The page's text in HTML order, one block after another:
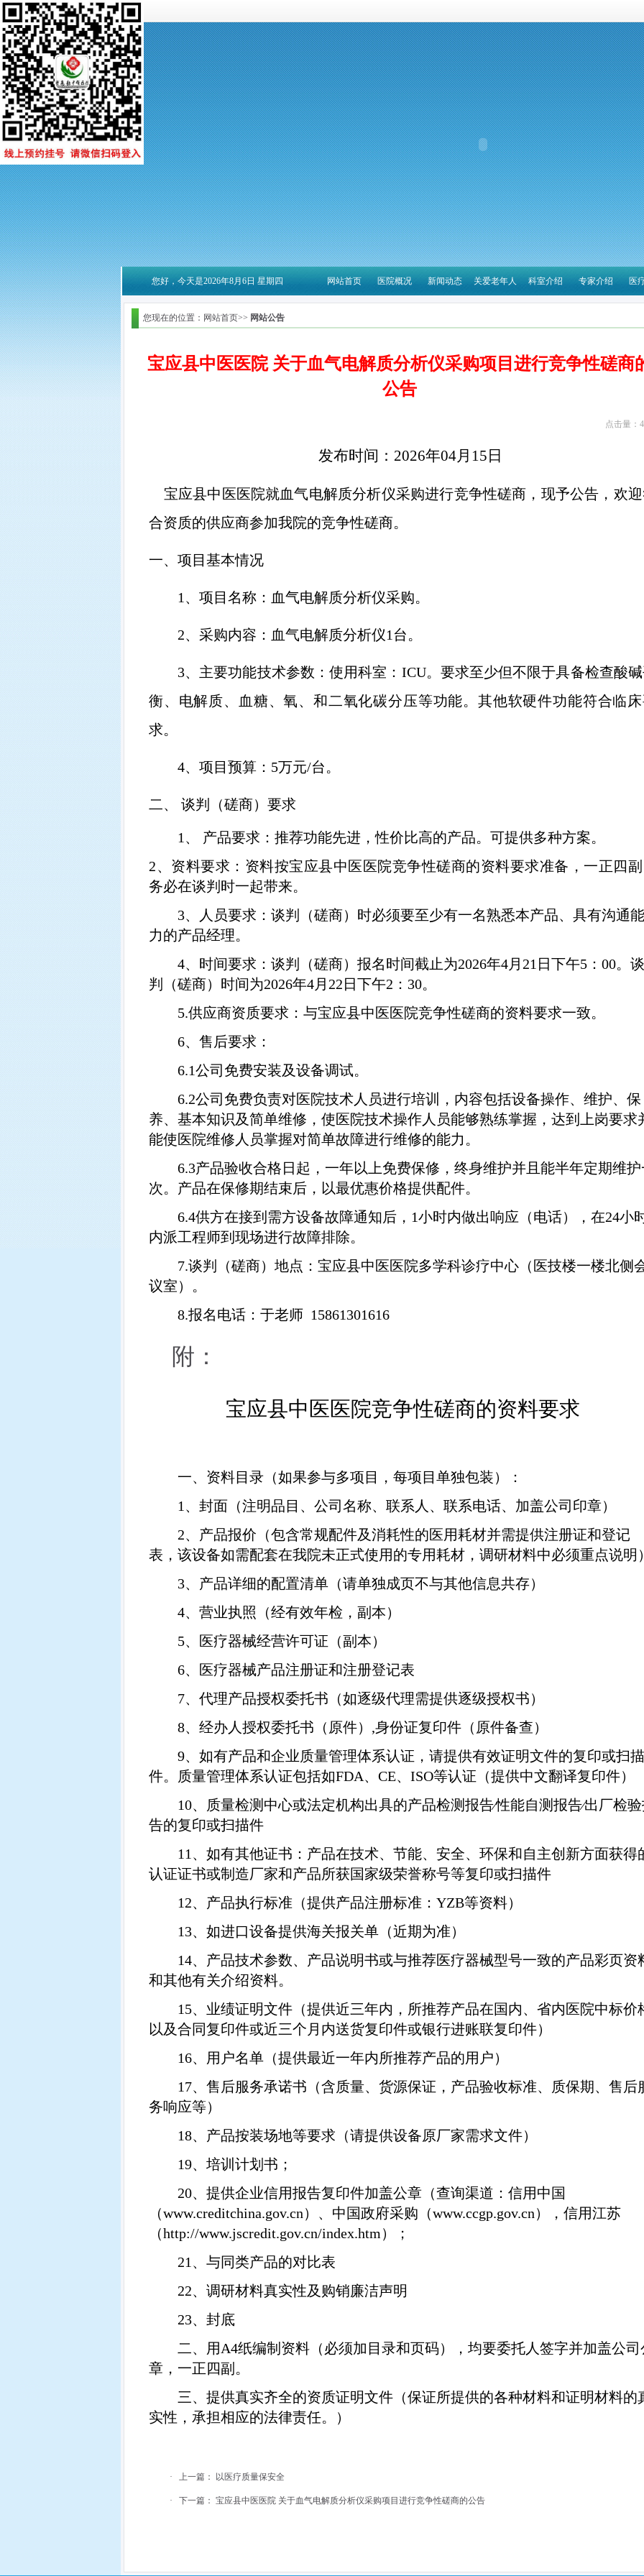
您好，今天是2026年8月6日 星期四 医
专家介绍
科室介绍
关爱老年人
新闻动态
医院概况
网站首页
您现在的位置：网站首页>> 网站公告
宝应县中医医院 关于血气电解质分析仪采购项目进行竞争性磋商
公告
点击量：
发布时间： 2026年04月 15 日
宝应县中医医院就血气电解质分析仪采购进行竞争性磋商，现予公告，欢
合资质的供应商参加我院的竞争性磋商。
一、项目基本情况
1、 项目名称：血气电解质分析仪采购。
2、 采购内容：血气电解质分析仪1台。
3、 主要功能技术参数：使用科室： ICU。要求至少但不限于具备检查酸
衡、电解质、血糖、氧、和二氧化碳分压等功能。其他软硬件功能符合临
求。
4、 项目预算： 5万元/台。
二、 谈判（磋商）要求
1 、 产品要求：推荐功能先进，性价比高的产品。可提供多种方案。
2、资料要求：资料按宝应县中医医院竞争性磋商的资料要求准备，一正四
务必在谈判时一起带来。
3、人员要求：谈判（磋商）时必须要至少有一名熟悉本产品、具有沟通能
力的产品经理。
4、时间要求：谈判（磋商）报名时间截止为2026年4月 21 日下午5 ： 00。谈
判（磋商）时间为2026年4月 22 日下午2 ： 30。
5.供应商资质要求：与宝应县中医医院竞争性磋商的资料要求一致。
6、售后要求：
6.1公司免费安装及设备调试。
6.2公司免费负责对医院技术人员进行培训，内容包括设备操作、维护、保
养、基本知识及简单维修，使医院技术操作人员能够熟练掌握，达到上岗要求
能使医院维修人员掌握对简单故障进行维修的能力。
6.3产品验收合格日起，一年以上免费保修，终身维护并且能半年定期维护
次。产品在保修期结束后，以最优惠价格提供配件。
6.4供方在接到需方设备故障通知后， 1小时内做出响应（电话），在24小
内派工程师到现场进行故障排除。
7.谈判（磋商）地点：宝应县中医医院多学科诊疗中心（医技楼一楼北侧
议室）。
8.报名电话：于老师 15861301616
附：
宝应县中医医院竞争性磋商的资料要求
一、资料目录（如果参与多项目，每项目单独包装）：
1 、封面（注明品目、公司名称、联系人、联系电话、加盖公司印章）
2、产品报价（包含常规配件及消耗性的医用耗材并需提供注册证和登记
表，该设备如需配套在我院未正式使用的专用耗材，调研材料中必须重点说明
3、产品详细的配置清单（请单独成页不与其他信息共存）
4、营业执照（经有效年检，副本）
5、医疗器械经营许可证（副本）
6、医疗器械产品注册证和注册登记表
7、代理产品授权委托书（如逐级代理需提供逐级授权书）
8、经办人授权委托书（原件） ,身份证复印件（原件备查）
9、如有产品和企业质量管理体系认证，请提供有效证明文件的复印或扫描
件。质量管理体系认证包括如FDA、 CE、 ISO等认证（提供中文翻译复印件）
10、质量检测中心或法定机构出具的产品检测报告∕性能自测报告∕出厂检
告的复印或扫描件
11 、如有其他证书：产品在技术、节能、安全、环保和自主创新方面获得
认证证书或制造厂家和产品所获国家级荣誉称号等复印或扫描件
12、产品执行标准（提供产品注册标准： YZB等资料）
13、如进口设备提供海关报关单（近期为准）
14、产品技术参数、产品说明书或与推荐医疗器械型号一致的产品彩页资
和其他有关介绍资料。
15、业绩证明文件（提供近三年内，所推荐产品在国内、省内医院中标价
以及合同复印件或近三个月内送货复印件或银行进账联复印件）
16、用户名单（提供最近一年内所推荐产品的用户）
17、售后服务承诺书（含质量、货源保证，产品验收标准、质保期、售后
务响应等）
18、产品按装场地等要求（请提供设备原厂家需求文件）
19、培训计划书；
20、提供企业信用报告复印件加盖公章（查询渠道：信用中国
（www.creditchina.gov.cn）、中国政府采购（www.ccgp.gov.cn），信用江苏
（http://www.jscredit.gov.cn/index.htm ）；
21 、与同类产品的对比表
22、调研材料真实性及购销廉洁声明
23、封底
二、用 A4纸编制资料（必须加目录和页码），均要委托人签字并加盖公司
章，一正四副。
三、提供真实齐全的资质证明文件（保证所提供的各种材料和证明材料的
实性，承担相应的法律责任。）
· 上一篇： 以医疗质量保安全
· 下一篇： 宝应县中医医院 关于血气电解质分析仪采购项目进行竞争性磋商的公告